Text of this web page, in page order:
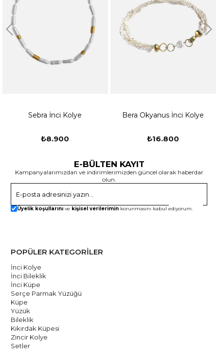
Parfüm ve Kimyasallar: Kolyenizi kullanırken parfüm, losyon, saç
spreyi gibi kimyasal ürünlerin doğrudan temasından kaçının. Bu
tür kimyasalların mücevherinize zarar verebileceğini unutmayın.
Bunların yanı sıra, Kolyenizi çıkarmadan önce yüzme, duş alma
veya spor yapma gibi aktivitelerde kullanmamaya özen
düşünebilirsiniz.Kendi atölyemizde ustalarımız tarafından
El yapımıdır.
Ücretsiz Kargo
Sebra İnci Kolye
₺8.900
Bera Okyanus İnci Kolye
₺16.800
E-BÜLTEN KAYIT
Kampanyalarımızdan ve indirimlerimizden güncel olarak haberdar
olun.
Üyelik koşullarını ve kişisel verilerimin korunmasını kabul ediyorum.
POPÜLER KATEGORİLER
İnci Kolye
İnci Bileklik
İnci Küpe
Serçe Parmak Yüzüğü
Küpe
Yüzük
Bileklik
Kıkırdak Küpesi
Zincir Kolye
Setler